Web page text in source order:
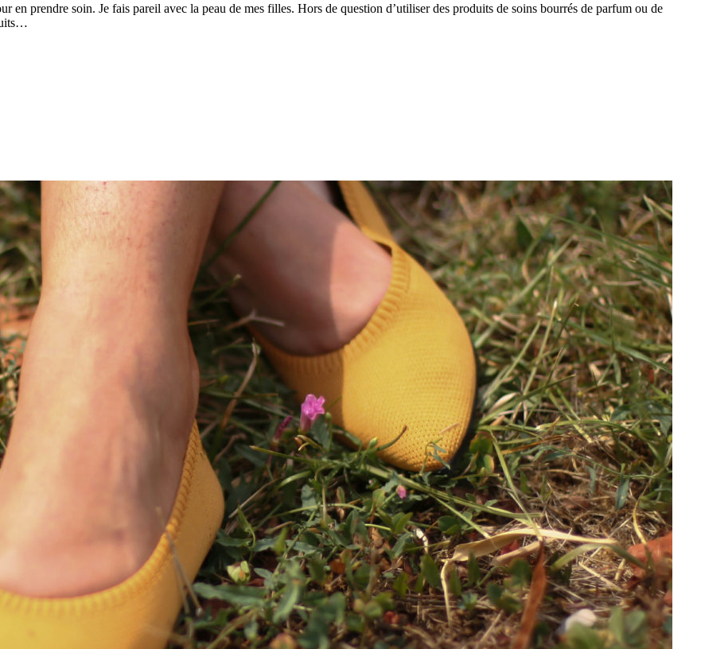
en prendre soin. Je fais pareil avec la peau de mes filles. Hors de question d’utiliser des produits de soins bourrés de parfum ou de